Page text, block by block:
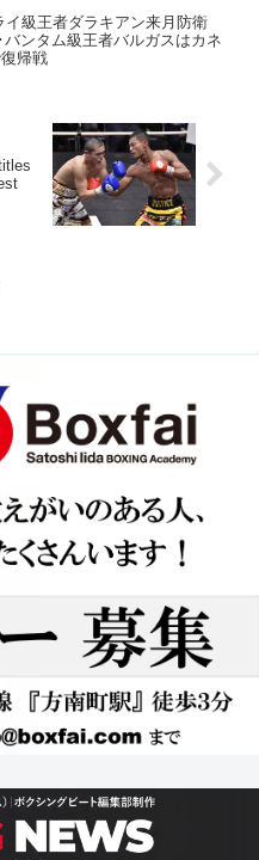
イ級王者ダラキアン来月防衛
バンタム級王者バルガスはカネ
帰戦